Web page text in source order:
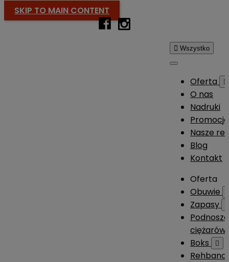
SKIP TO MAIN CONTENT
 Wszystko
Oferta 
O nas
Nadruki
Promocje
Nasze
Blog
Kontakt
Oferta
Obuwie
Zapasy
ciężarów
Boks

Rehband